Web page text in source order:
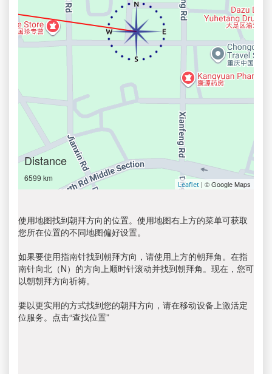
Distance
6599 km
Leaflet | © Google Maps
使用地图找到朝拜方向的位置。使用地图右上方的菜单可获取
您所在位置的不同地图偏好设置。
如果要使用指南针找到朝拜方向，请使用上方的朝拜角。在指
南针向北（N）的方向上顺时针滚动并找到朝拜角。现在，您可
以朝朝拜方向祈祷。
要以更实用的方式找到您的朝拜方向，请在移动设备上激活定
位服务。点击“查找位置”